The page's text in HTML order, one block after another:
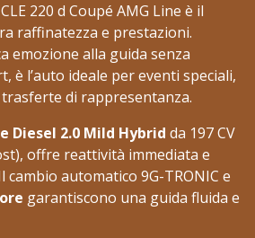
220 d Coupé AMG Line è il
raffinatezza e prestazioni.
emozione alla guida senza
è l’auto ideale per eventi speciali,
di rappresentanza.
Diesel 2.0 Mild Hybrid da 197 CV
offre reattività immediata e
automatico 9G-TRONIC e
garantiscono una guida fluida e